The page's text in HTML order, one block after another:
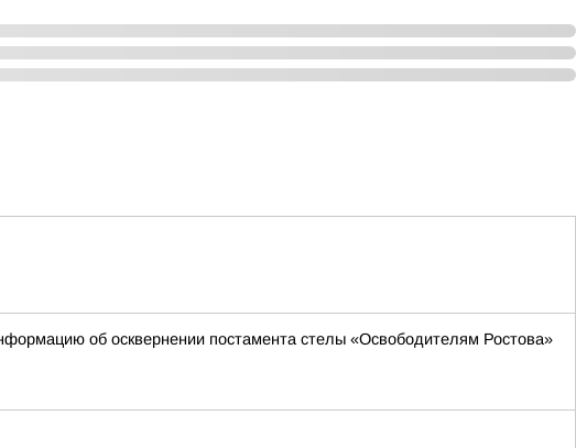
об осквернении постамента стелы «Освободителям Ростова»